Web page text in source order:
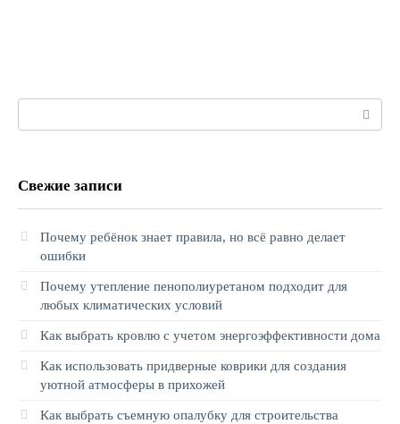
Свежие записи
Почему ребёнок знает правила, но всё равно делает
ошибки
Почему утепление пенополиуретаном подходит для
любых климатических условий
Как выбрать кровлю с учетом энергоэффективности дома
Как использовать придверные коврики для создания
уютной атмосферы в прихожей
Как выбрать съемную опалубку для строительства